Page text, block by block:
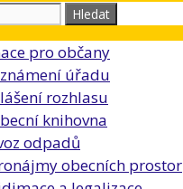
pro občany
úřadu
rozhlasu
knihovna
odpadů
obecních prostor